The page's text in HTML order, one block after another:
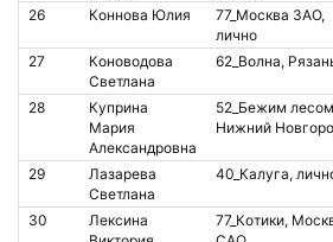
26 Коннова Юлия
77_Москва ЗАО,
лично
27
Коноводова
Светлана
62_Волна,
28
Куприна
Мария
Александровна
52_Бежим
Нижний
29
Лазарева
Светлана
40_Калуга,
30
Лексина
77_Котики,